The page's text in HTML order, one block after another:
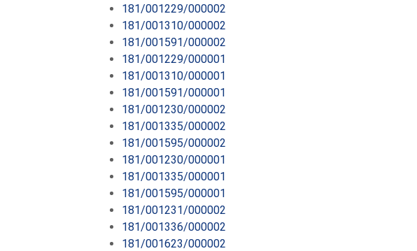
181/001229/000002
181/001310/000002
181/001591/000002
181/001229/000001
181/001310/000001
181/001591/000001
181/001230/000002
181/001335/000002
181/001595/000002
181/001230/000001
181/001335/000001
181/001595/000001
181/001231/000002
181/001336/000002
181/001623/000002